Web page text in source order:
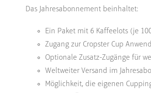
Das Jahresabonnement beinhaltet:
Ein Paket mit 6 Kaffeelots (je
Zugang zur Cropster Cup
Optionale Zusatz-Zugänge für
Weltweiter Versand im
Möglichkeit, die eigenen